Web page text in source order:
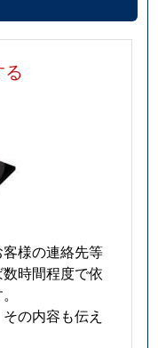
様の連絡先等
時間程度で依
の内容も伝え